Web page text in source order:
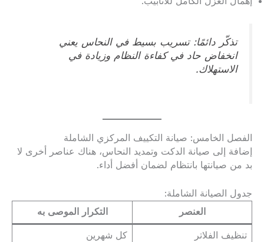
تذكّر دائمًا: تسريب بسيط في النحاس يعني
انخفاض حاد في كفاءة النظام وزيادة في
الاستهلاك.
الفصل الخامس: صيانة التكييف المركزي الشاملة
إضافة إلى صيانة الدكت وتمديد النحاس، هناك عناصر أخرى لا
بد من صيانتها بانتظام لضمان أفضل أداء.
جدول الصيانة الشاملة:
العنصر
التكرار الموصى به
تنظيف الفلاتر كل شهرين